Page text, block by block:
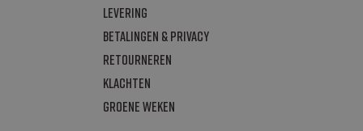
Levering
Betalingen & Privacy
Retourneren
Klachten
Groene Weken
om te
gebruiker
te beheren